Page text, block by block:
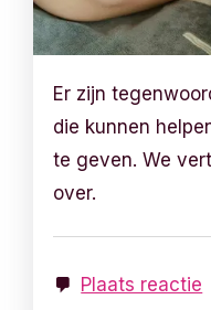
Er zijn
die kunnen
te geven. We
over.
Plaats reactie